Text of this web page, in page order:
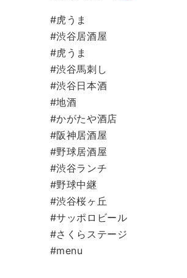
#虎うま
#渋谷居酒屋
#虎うま
#渋谷馬刺し
#渋谷日本酒
#地酒
#かがたや酒店
#阪神居酒屋
#野球居酒屋
#渋谷ランチ
#野球中継
#渋谷桜ヶ丘
#サッポロビール
#さくらステージ
#menu